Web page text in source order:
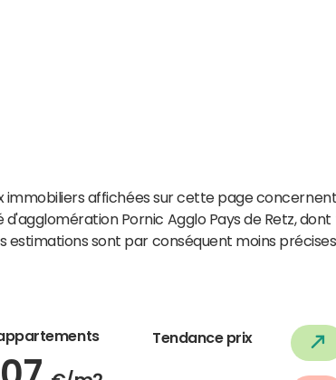
immobiliers affichées sur cette page
Pornic Agglo Pays de Retz, dont
estimations sont par conséquent moins
Tendance prix